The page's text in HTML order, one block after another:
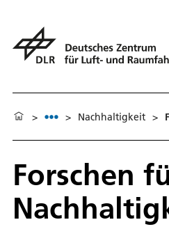
> > Nachhaltigkeit >
Forschen